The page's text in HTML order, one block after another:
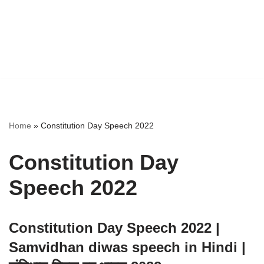
Home » Constitution Day Speech 2022
Constitution Day
Speech 2022
Constitution Day Speech 2022 |
Samvidhan diwas speech in Hindi |